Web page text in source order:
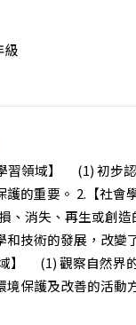
級
習領域】 (1) 初步
的重要。 2.【社
、消失、再生或創
技術的發展，改變
】 (1) 觀察自然界
保護及改善的活動